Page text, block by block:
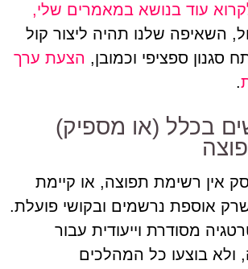
עוד בנושא במאמרים שלי,
השאיפה שלנו תהיה ליצור קול
סגנון ספציפי וכמובן, הצעת ערך
.
בכלל (או מספיק)
אין רשימת תפוצה, או קיימת
אוספת נרשמים ובקושי פועלת.
מסודרת וייעודית עבור
ולא בוצעו כל המהלכים